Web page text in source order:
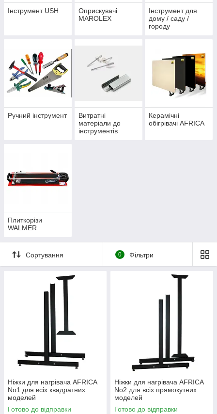
Інструмент USH
Оприскувачі
MAROLEX
Інструмент для
дому / саду /
городу
Ручний інструмент
Витратні
матеріали до
інструментів
Керамічні
обігрівачі AFRICA
Плиткорізи
WALMER
Сортування 0 Фільтри
Ніжки для нагрівача AFRICA
No1 для всіх квадратних
моделей
Готово до відправки
Ніжки для нагрівача AFRICA
No2 для всіх прямокутних
моделей
Готово до відправки